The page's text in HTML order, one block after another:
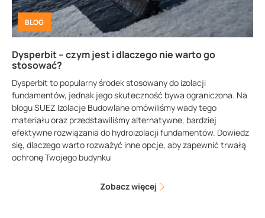
BLOG
Dysperbit – czym jest i dlaczego nie warto go
stosować?
Dysperbit to popularny środek stosowany do izolacji
fundamentów, jednak jego skuteczność bywa ograniczona. Na
blogu SUEZ Izolacje Budowlane omówiliśmy wady tego
materiału oraz przedstawiliśmy alternatywne, bardziej
efektywne rozwiązania do hydroizolacji fundamentów. Dowiedz
się, dlaczego warto rozważyć inne opcje, aby zapewnić trwałą
ochronę Twojego budynku
Zobacz więcej